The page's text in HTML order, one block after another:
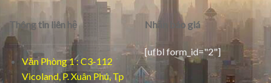
Thông tin liên hệ
Văn Phòng 1 : C3-112
Vicoland, P. Xuân Phú, Tp
Nhận báo giá
[ufbl form_id="2"]